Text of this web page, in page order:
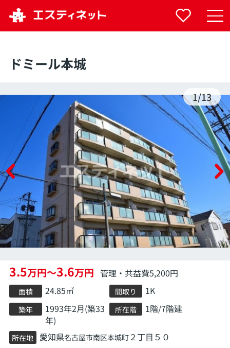
ドミール本城
1/13
3.5万円～3.6万円 管理・共益費5,200円
面積 24.85㎡ 間取り 1K
築年
1993年2月(築33
年)
所在階 1階/7階建
所在地 愛知県名古屋市南区本城町２丁目５０